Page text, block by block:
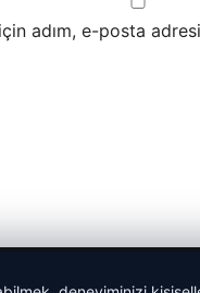
adım, e-posta